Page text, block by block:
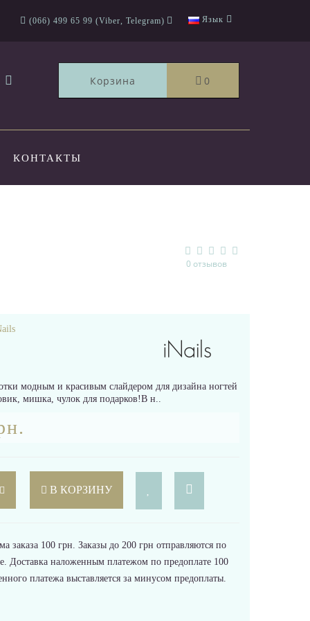
(066) 499 65 99 (Viber, Telegram) Язык
Корзина 0
КОНТАКТЫ
0 отзывов
модным и красивым слайдером для дизайна ногтей
мишка, чулок для подарков!В н..
В КОРЗИНУ
заказа 100 грн. Заказы до 200 грн отправляются по
Доставка наложенным платежом по предоплате 100
платежа выставляется за минусом предоплаты.